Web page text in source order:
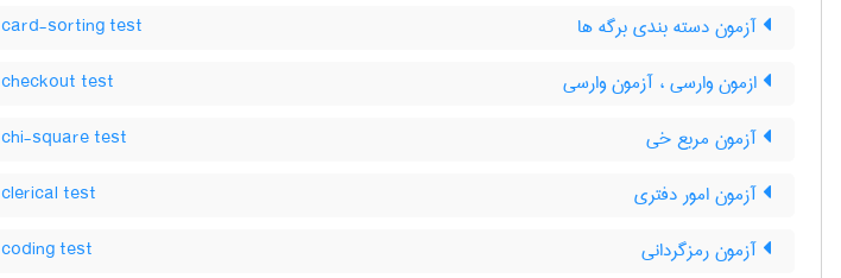
آزمون دسته بندی برگه ها card-sorting test
ازمون وارسی ، آزمون وارسی checkout test
آزمون مربع خی chi-square test
آزمون امور دفتری clerical test
آزمون رمزگردانی coding test